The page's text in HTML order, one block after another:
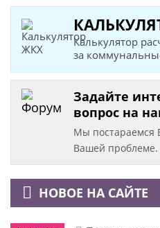
Калькулятор
за
Задайте
вопрос на
Мы постараемся
Вашей проблеме.
НОВОЕ НА САЙТЕ